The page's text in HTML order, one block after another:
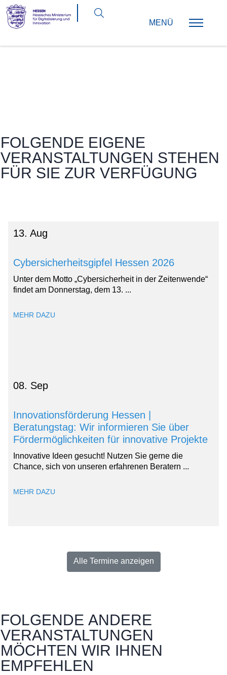
FOLGENDE EIGENE
VERANSTALTUNGEN STEHEN
FÜR SIE ZUR VERFÜGUNG
13. Aug
Cybersicherheitsgipfel Hessen 2026
Unter dem Motto „Cybersicherheit in der Zeitenwende“
findet am Donnerstag, dem 13. ...
MEHR DAZU
08. Sep
Innovationsförderung Hessen |
Beratungstag: Wir informieren Sie über
Fördermöglichkeiten für innovative Projekte
Innovative Ideen gesucht! Nutzen Sie gerne die
Chance, sich von unseren erfahrenen Beratern ...
MEHR DAZU
Alle Termine anzeigen
FOLGENDE ANDERE
VERANSTALTUNGEN
MÖCHTEN WIR IHNEN
EMPFEHLEN